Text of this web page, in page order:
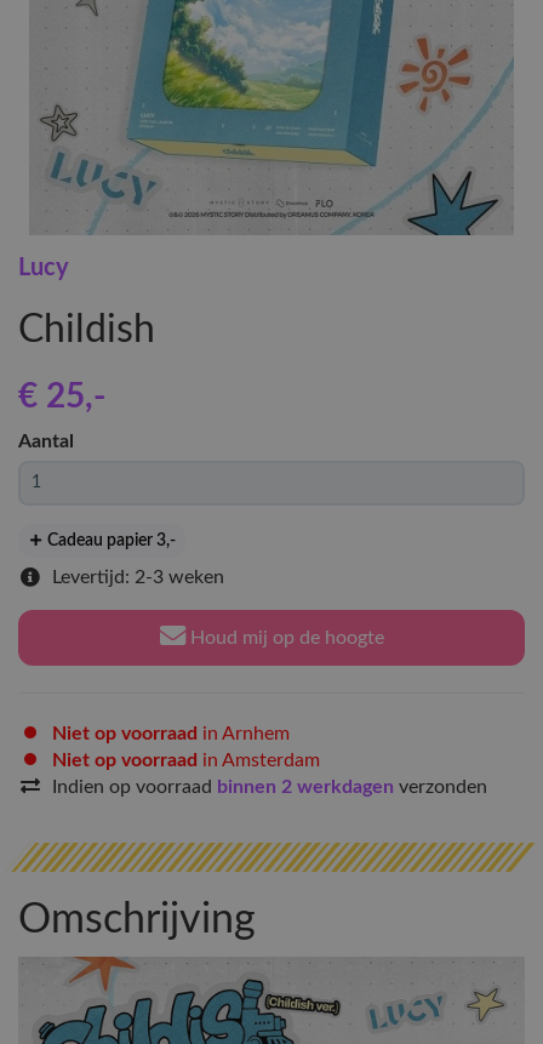
Lucy
Childish
€ 25,-
Aantal
Cadeau papier 3,-
Levertijd: 2-3 weken
Houd mij op de hoogte
Niet op voorraad in Arnhem
Niet op voorraad in Amsterdam
Indien op voorraad binnen 2 werkdagen verzonden
Omschrijving